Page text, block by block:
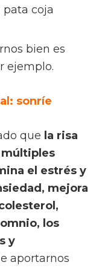
pata coja
bien es
ejemplo.
sonríe
que la risa
múltiples
el estrés y
mejora
los
y
aportarnos